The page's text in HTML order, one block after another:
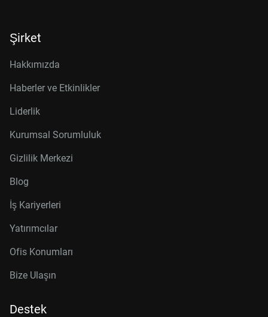
Şirket
Hakkımızda
Haberler ve Etkinlikler
Liderlik
Kurumsal Sorumluluk
Gizlilik Merkezi
Blog
İş Kariyerleri
Yatırımcılar
Ofis Konumları
Bize Ulaşın
Destek